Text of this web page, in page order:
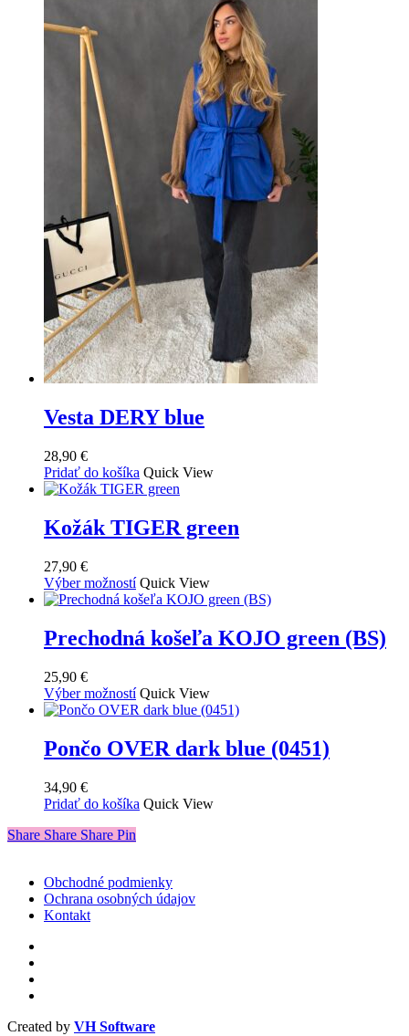
Vesta DERY blue
28,90 €
Pridať do košíka Quick View
Kožák TIGER green
27,90 €
Výber možností Tento
produkt
viacero
variantov.
môžete
vybrať
stránke
produktu.
Quick View
Prechodná košeľa KOJO green (BS)
25,90 €
Výber možností Tento
produkt
viacero
variantov.
môžete
Quick View
Pončo OVER dark blue (0451)
34,90 €
Pridať do košíka Quick View
Share
Share Share Share Pin
Obchodné podmienky
Ochrana osobných údajov
Kontakt
Created by VH Software